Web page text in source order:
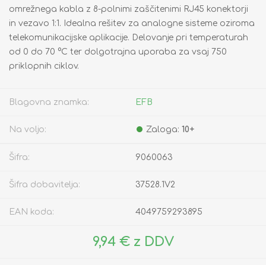
omrežnega kabla z 8-polnimi zaščitenimi RJ45 konektorji
in vezavo 1:1. Idealna rešitev za analogne sisteme oziroma
telekomunikacijske aplikacije. Delovanje pri temperaturah
od 0 do 70 °C ter dolgotrajna uporaba za vsaj 750
priklopnih ciklov.
Blagovna znamka: EFB
Na voljo: Zaloga: 10+
Šifra: 9060063
Šifra dobavitelja: 37528.1V2
EAN koda: 4049759293895
9,94 € z DDV